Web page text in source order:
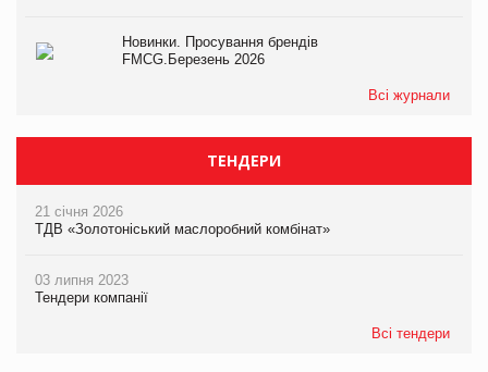
Новинки. Просування брендів
FMCG.Березень 2026
Всі журнали
ТЕНДЕРИ
21 січня 2026
ТДВ «Золотоніський маслоробний комбінат»
03 липня 2023
Тендери компанії
Всі тендери